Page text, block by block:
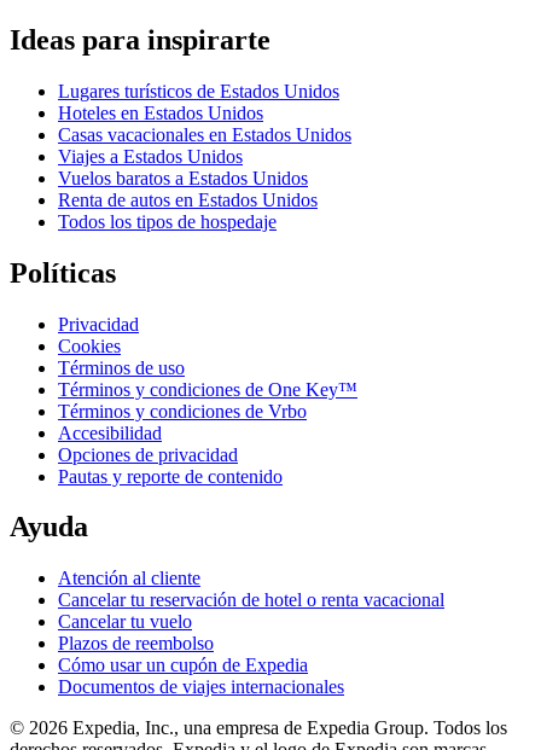
Ideas para inspirarte
Lugares turísticos de Estados Unidos
Hoteles en Estados Unidos
Casas vacacionales en Estados Unidos
Viajes a Estados Unidos
Vuelos baratos a Estados Unidos
Renta de autos en Estados Unidos
Todos los tipos de hospedaje
Políticas
Privacidad
Cookies
Términos de uso
Términos y condiciones de One Key™
Términos y condiciones de Vrbo
Accesibilidad
Opciones de privacidad
Pautas y reporte de contenido
Ayuda
Atención al cliente
Cancelar tu reservación de hotel o renta vacacional
Cancelar tu vuelo
Plazos de reembolso
Cómo usar un cupón de Expedia
Documentos de viajes internacionales
© 2026 Expedia, Inc., una empresa de Expedia Group. Todos los